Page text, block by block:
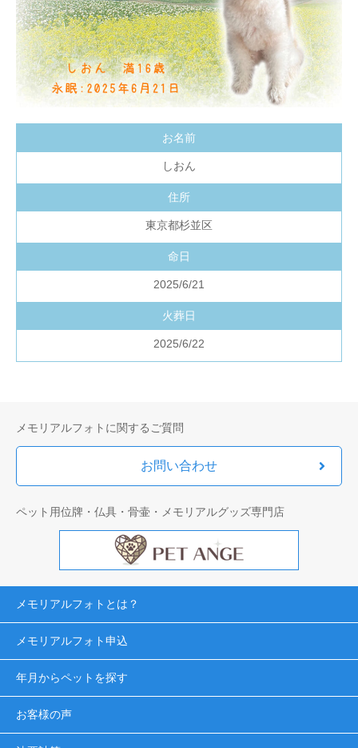
お名前
しおん
住所
東京都杉並区
命日
2025/6/21
火葬日
2025/6/22
メモリアルフォトに関するご質問
お問い合わせ
ペット用位牌・仏具・骨壷・メモリアルグッズ専門店
メモリアルフォトとは？
メモリアルフォト申込
年月からペットを探す
お客様の声